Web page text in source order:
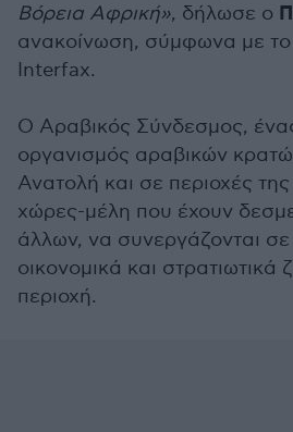
Βόρεια Αφρική», δήλωσε ο
ανακοίνωση, σύμφωνα με το
Interfax.
Ο Αραβικός Σύνδεσμος,
οργανισμός αραβικών
Ανατολή και σε περιοχές
χώρες-μέλη που έχουν
άλλων, να συνεργάζονται σε
οικονομικά και στρατιωτικά
περιοχή.